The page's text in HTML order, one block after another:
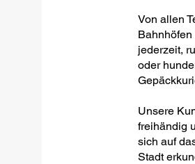
Von allen
jederzeit,
oder
Unsere
freihändig
sich auf
Stadt